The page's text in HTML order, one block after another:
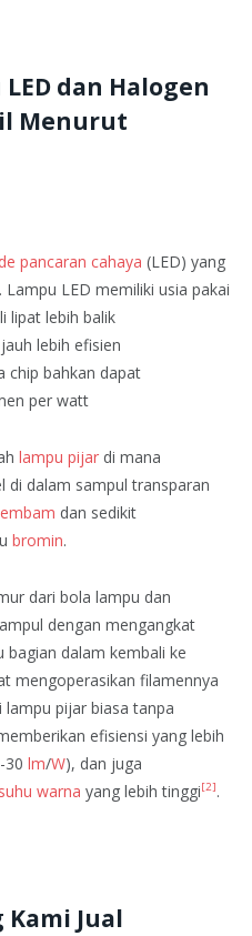
dan Halogen
Menurut
pancaran cahaya (LED) yang
. Lampu LED memiliki usia pakai
lipat lebih balik
lebih efisien
chip bahkan dapat
per watt
lampu pijar di mana
di dalam sampul transparan
dan sedikit
bromin.
dari bola lampu dan
dengan mengangkat
dalam kembali ke
mengoperasikan filamennya
lampu pijar biasa tanpa
efisiensi yang lebih
30 lm/W), dan juga
suhu warna yang lebih tinggi[2].
Jual